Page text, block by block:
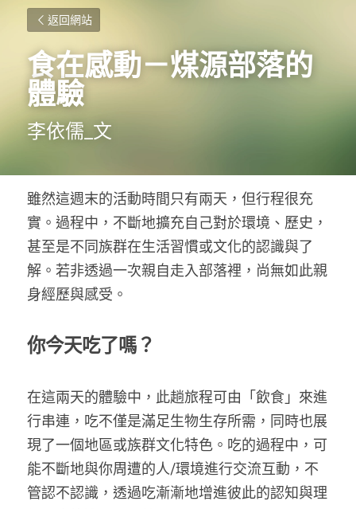
返回網站
食在感動－煤源部落的
體驗
李依儒_文
雖然這週末的活動時間只有兩天，但行程很充
實。過程中，不斷地擴充自己對於環境、歷史，
甚至是不同族群在生活習慣或文化的認識與了
解。若非透過一次親自走入部落裡，尚無如此親
身經歷與感受。
你今天吃了嗎？
在這兩天的體驗中，此趟旅程可由「飲食」來進
行串連，吃不僅是滿足生物生存所需，同時也展
現了一個地區或族群文化特色。吃的過程中，可
能不斷地與你周遭的人/環境進行交流互動，不
管認不認識，透過吃漸漸地增進彼此的認知與理